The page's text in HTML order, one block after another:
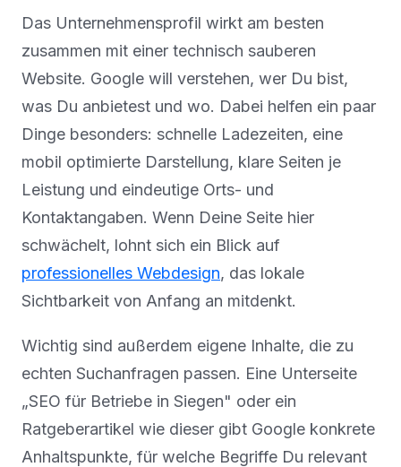
Das Unternehmensprofil wirkt am besten
zusammen mit einer technisch sauberen
Website. Google will verstehen, wer Du bist,
was Du anbietest und wo. Dabei helfen ein paar
Dinge besonders: schnelle Ladezeiten, eine
mobil optimierte Darstellung, klare Seiten je
Leistung und eindeutige Orts- und
Kontaktangaben. Wenn Deine Seite hier
schwächelt, lohnt sich ein Blick auf
professionelles Webdesign, das lokale
Sichtbarkeit von Anfang an mitdenkt.
Wichtig sind außerdem eigene Inhalte, die zu
echten Suchanfragen passen. Eine Unterseite
„SEO für Betriebe in Siegen" oder ein
Ratgeberartikel wie dieser gibt Google konkrete
Anhaltspunkte, für welche Begriffe Du relevant